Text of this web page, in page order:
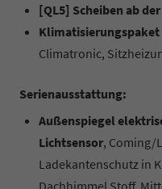
[QL5] Scheiben ab
Klimatisierungspaket
Climatronic,
Serienausstattung:
Außenspiegel
Lichtsensor, Coming/
Ladekantenschutz in
Dachhimmel Stoff,